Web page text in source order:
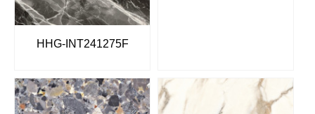
HHG-INT241275F